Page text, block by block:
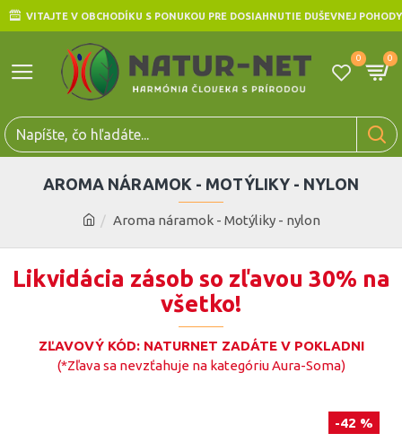
VITAJTE V OBCHODÍKU S PONUKOU PRE DOSIAHNUTIE DUŠEVNEJ POHODY
0 0
Aroma náramok - Motýliky - nylon
AROMA NÁRAMOK - MOTÝLIKY - NYLON
Likvidácia zásob so zľavou 30% na
všetko!
ZĽAVOVÝ KÓD: NATURNET ZADÁTE V POKLADNI
(*Zľava sa nevzťahuje na kategóriu Aura-Soma)
-42 %